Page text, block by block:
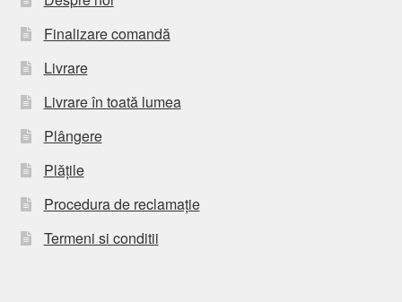
Finalizare comandă
Livrare
Livrare în toată lumea
Plângere
Plățile
Procedura de reclamație
Termeni si conditii